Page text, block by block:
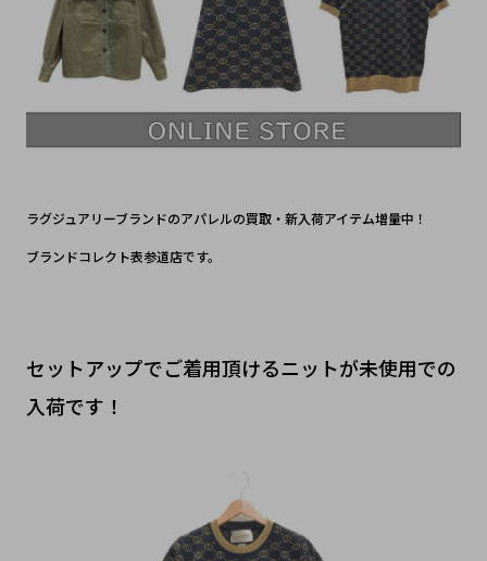
ラグジュアリーブランドのアパレルの買取・新入荷アイテム増量中！
ブランドコレクト表参道店です。
セットアップでご着用頂けるニットが未使用での
入荷です！